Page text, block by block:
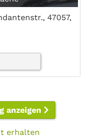
47057,
anzeigen
erhalten